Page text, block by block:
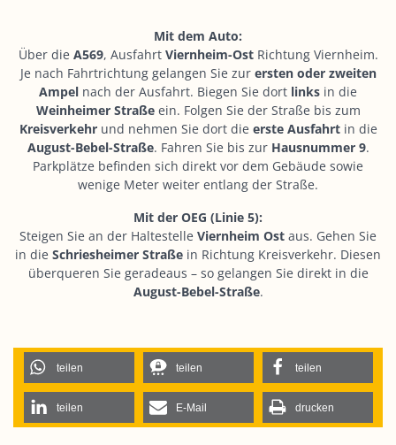
Mit dem Auto:
Über die A569, Ausfahrt Viernheim-OstRichtung Viernheim.
Je nach Fahrtrichtung gelangen Sie zur ersten oder zweiten
Ampel nach der Ausfahrt. Biegen Sie dort links in die
Weinheimer Straßeein. Folgen Sie der Straße bis zum
Kreisverkehrund nehmen Sie dort die erste Ausfahrtin die
August-Bebel-Straße. Fahren Sie bis zur Hausnummer 9.
Parkplätze befinden sich direkt vor dem Gebäude sowie
wenige Meter weiter entlang der Straße.
Mit der OEG (Linie 5):
Steigen Sie an der Haltestelle Viernheim Ost aus. Gehen Sie
in die Schriesheimer Straße in Richtung Kreisverkehr. Diesen
überqueren Sie geradeaus – so gelangen Sie direkt in die
August-Bebel-Straße.
teilen teilen teilen
teilen E-Mail drucken